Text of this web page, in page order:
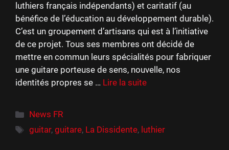
luthiers français indépendants) et caritatif (au
bénéfice de l’éducation au développement durable).
C’est un groupement d’artisans qui est à l’initiative
de ce projet. Tous ses membres ont décidé de
mettre en commun leurs spécialités pour fabriquer
une guitare porteuse de sens, nouvelle, nos
identités propres se … Lire la suite
Catégories
News FR
Étiquettes
guitar,guitare, La Dissidente, luthier